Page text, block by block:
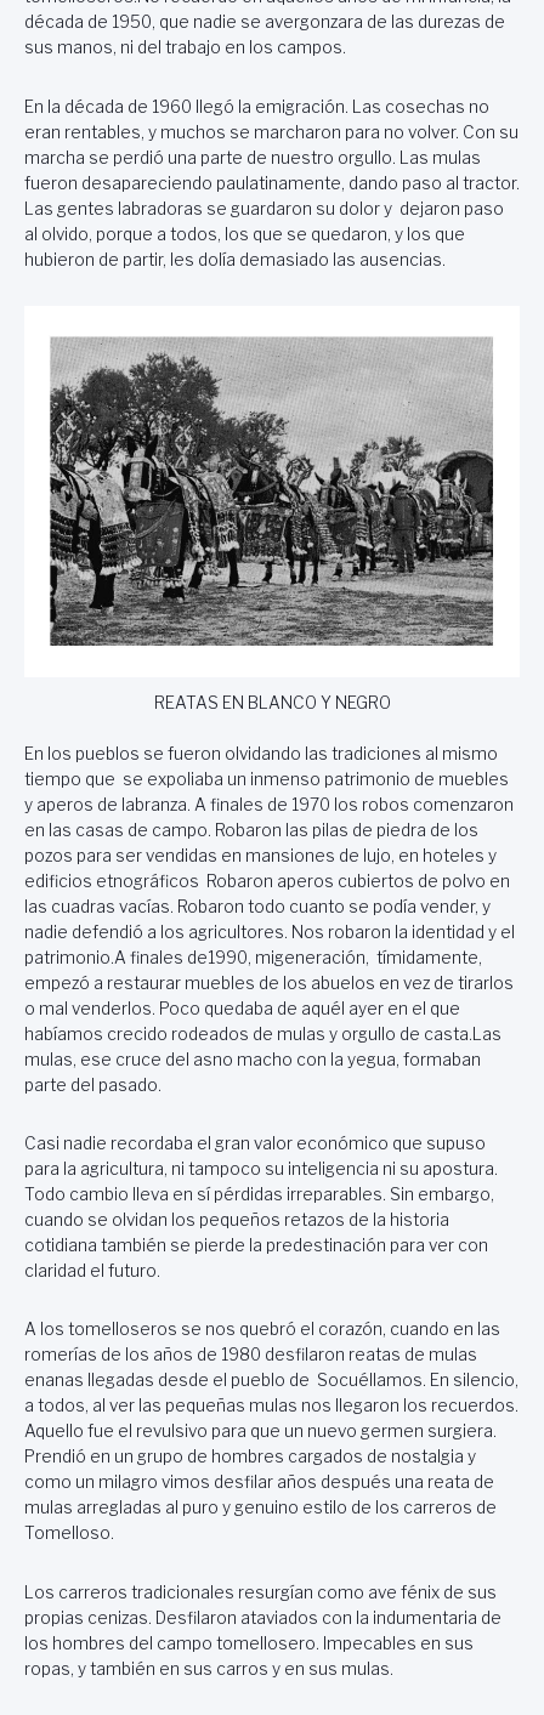
década de 1950, que nadie se avergonzara de las durezas de
sus manos, ni del trabajo en los campos.
En la década de 1960 llegó la emigración. Las cosechas no
eran rentables, y muchos se marcharon para no volver. Con su
marcha se perdió una parte de nuestro orgullo. Las mulas
fueron desapareciendo paulatinamente, dando paso al tractor.
Las gentes labradoras se guardaron su dolor y dejaron paso
al olvido, porque a todos, los que se quedaron, y los que
hubieron de partir, les dolía demasiado las ausencias.
REATAS EN BLANCO Y NEGRO
En los pueblos se fueron olvidando las tradiciones al mismo
tiempo que se expoliaba un inmenso patrimonio de muebles
y aperos de labranza. A finales de 1970 los robos comenzaron
en las casas de campo. Robaron las pilas de piedra de los
pozos para ser vendidas en mansiones de lujo, en hoteles y
edificios etnográficos Robaron aperos cubiertos de polvo en
las cuadras vacías. Robaron todo cuanto se podía vender, y
nadie defendió a los agricultores. Nos robaron la identidad y el
patrimonio.A finales de1990, migeneración, tímidamente,
empezó a restaurar muebles de los abuelos en vez de tirarlos
o mal venderlos. Poco quedaba de aquél ayer en el que
habíamos crecido rodeados de mulas y orgullo de casta.Las
mulas, ese cruce del asno macho con la yegua, formaban
parte del pasado.
Casi nadie recordaba el gran valor económico que supuso
para la agricultura, ni tampoco su inteligencia ni su apostura.
Todo cambio lleva en sí pérdidas irreparables. Sin embargo,
cuando se olvidan los pequeños retazos de la historia
cotidiana también se pierde la predestinación para ver con
claridad el futuro.
A los tomelloseros se nos quebró el corazón, cuando en las
romerías de los años de 1980 desfilaron reatas de mulas
enanas llegadas desde el pueblo de Socuéllamos. En silencio,
a todos, al ver las pequeñas mulas nos llegaron los recuerdos.
Aquello fue el revulsivo para que un nuevo germen surgiera.
Prendió en un grupo de hombres cargados de nostalgia y
como un milagro vimos desfilar años después una reata de
mulas arregladas al puro y genuino estilo de los carreros de
Tomelloso.
Los carreros tradicionales resurgían como ave fénix de sus
propias cenizas. Desfilaron ataviados con la indumentaria de
los hombres del campo tomellosero. Impecables en sus
ropas, y también en sus carros y en sus mulas.